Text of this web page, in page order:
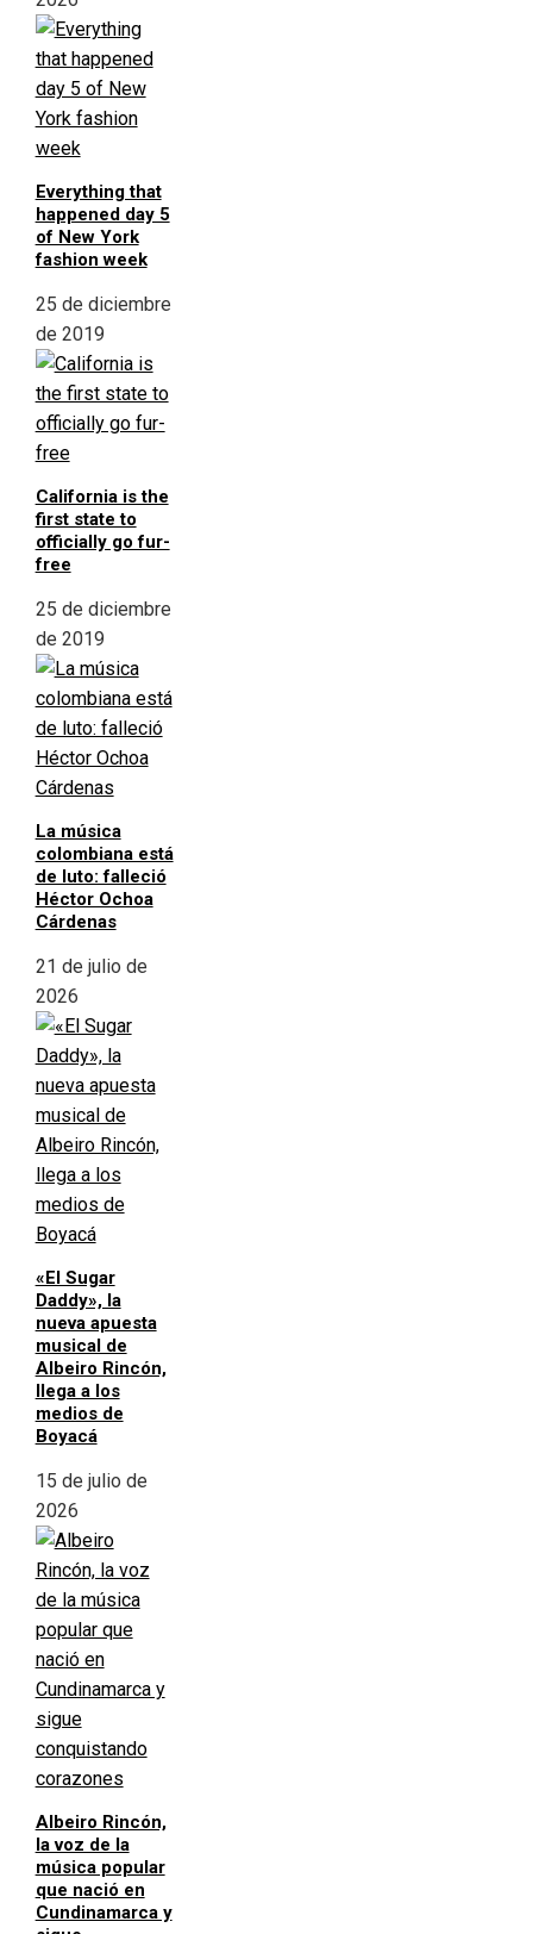
Everything that
happened day 5
of New York
fashion week
25 de diciembre
de 2019
California is the
first state to
officially go fur-
free
25 de diciembre
de 2019
La música
colombiana está
de luto: falleció
Héctor Ochoa
Cárdenas
21 de julio de
2026
«El Sugar
Daddy», la
nueva apuesta
musical de
Albeiro Rincón,
llega a los
medios de
Boyacá
15 de julio de
2026
Albeiro Rincón,
la voz de la
música popular
que nació en
Cundinamarca y